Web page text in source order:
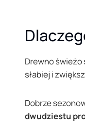
Drewno świeżo
słabiej i
Dobrze
dwudziestu